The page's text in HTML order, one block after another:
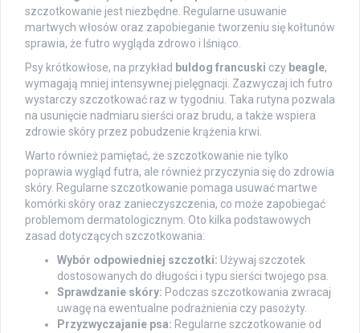
szczotkowanie jest niezbędne. Regularne usuwanie
martwych włosów oraz zapobieganie tworzeniu się kołtunów
sprawia, że futro wygląda zdrowo i lśniąco.
Psy krótkowłose, na przykład buldog francuski czy beagle,
wymagają mniej intensywnej pielęgnacji. Zazwyczaj ich futro
wystarczy szczotkować raz w tygodniu. Taka rutyna pozwala
na usunięcie nadmiaru sierści oraz brudu, a także wspiera
zdrowie skóry przez pobudzenie krążenia krwi.
Warto również pamiętać, że szczotkowanie nie tylko
poprawia wygląd futra, ale również przyczynia się do zdrowia
skóry. Regularne szczotkowanie pomaga usuwać martwe
komórki skóry oraz zanieczyszczenia, co może zapobiegać
problemom dermatologicznym. Oto kilka podstawowych
zasad dotyczących szczotkowania:
Wybór odpowiedniej szczotki: Używaj szczotek
dostosowanych do długości i typu sierści twojego psa.
Sprawdzanie skóry: Podczas szczotkowania zwracaj
uwagę na ewentualne podrażnienia czy pasożyty.
Przyzwyczajanie psa: Regularne szczotkowanie od